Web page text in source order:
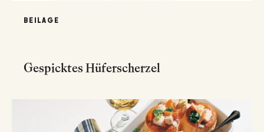
BEILAGE
Gespicktes Hüferscherzel